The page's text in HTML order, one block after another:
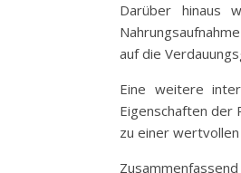
Darüber hinaus
auf die
Eine weitere
Eigenschaften der
zu einer